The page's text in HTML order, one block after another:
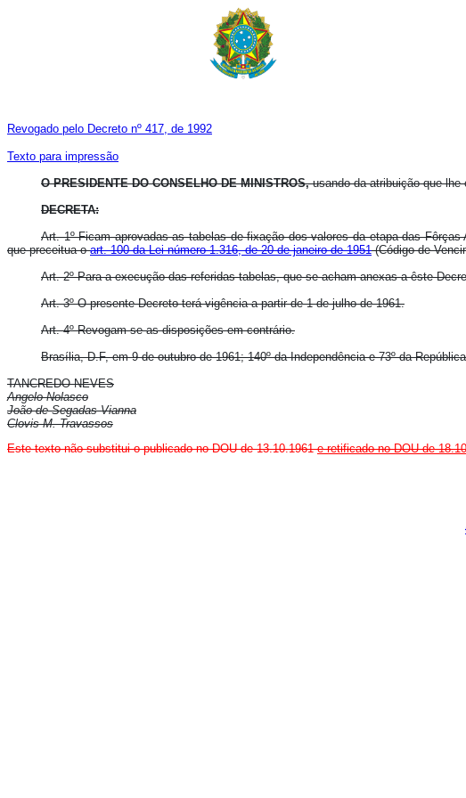
Revogado pelo Decreto nº 417, de 1992
Texto para impressão
O PRESIDENTE DO CONSELHO DE MINISTROS,usando da atribuição que lhe
DECRETA:
Art. 1º Ficam aprovadas as tabelas de fixação dos valores da etapa das
que preceitua oart. 100 da Lei número 1.316, de 20 de janeiro de 1951(Código de
Art. 2º Para a execução das referidas tabelas, que se acham anexas a êste
Art. 3º O presente Decreto terá vigência a partir de 1 de julho de 1961.
Art. 4º Revogam-se as disposições em contrário.
Brasília, D.F, em 9 de outubro de 1961; 140º da Independência e 73º da
TANCREDO NEVES
Angelo Nolasco
João de Segadas Vianna
Clovis M. Travassos
Este texto não substitui o publicado no DOU de 13.10.1961e retificado no DOU de